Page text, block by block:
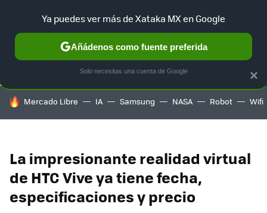
SELECCIÓN GAMING HOME AUTO TERRITORIO
HOY SE HABLA DE
Mercado Libre IA Samsung NASA Robot Wifi
La impresionante realidad virtual
de HTC Vive ya tiene fecha,
especificaciones y precio
×
Ya puedes ver más de Xataka MX en Google
Añádenos como fuente preferida
Solo necesitas una cuenta de Google